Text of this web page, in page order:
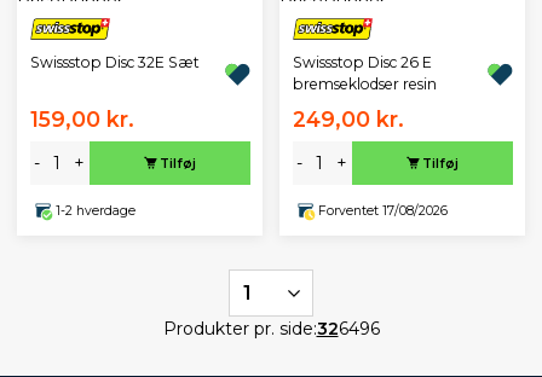
Swissstop Disc 32E Sæt
159,00 kr.
- + Tilføj
1-2 hverdage
Swissstop Disc 26 E
bremseklodser resin
249,00 kr.
- + Tilføj
Forventet 17/08/2026
1
Produkter pr. side:326496